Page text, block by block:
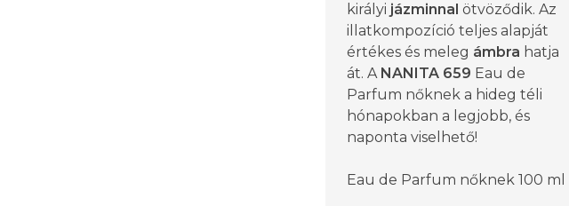
királyi jázminnal ötvöződik. Az
illatkompozíció teljes alapját
értékes és meleg ámbra hatja
át. A NANITA 659 Eau de
Parfum nőknek a hideg téli
hónapokban a legjobb, és
naponta viselhető!
Eau de Parfum nőknek 100 ml